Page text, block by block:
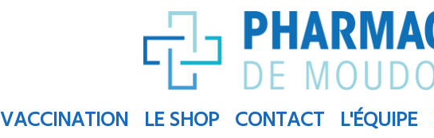
VACCINATION LE SHOP CONTACT L'ÉQUIPE